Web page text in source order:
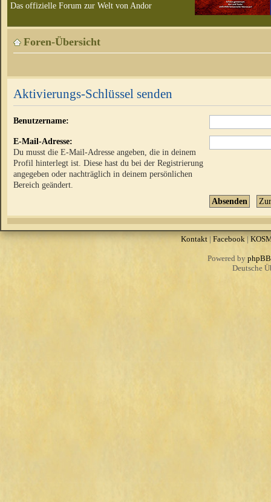
Das offizielle Forum zur Welt von Andor
Foren-Übersicht
Aktivierungs-Schlüssel senden
Benutzername:
E-Mail-Adresse:
Du musst die E-Mail-Adresse angeben, die in deinem
Profil hinterlegt ist. Diese hast du bei der Registrierung
angegeben oder nachträglich in deinem persönlichen
Bereich geändert.
Kontakt| Facebook |
Powered by phpBB
Deutsche